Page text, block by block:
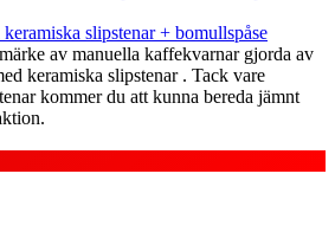
slipstenar + bomullspåse
av manuella kaffekvarnar gjorda av
keramiska slipstenar . Tack vare
kommer du att kunna bereda jämnt